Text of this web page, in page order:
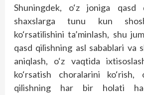
Shuningdek, o‘z joniga qasd
shaxslarga tunu kun
ko‘rsatilishini ta’minlash, shu
qasd qilishning asl sabablari va
aniqlash, o‘z vaqtida
ko‘rsatish choralarini ko‘rish,
qilishning har bir holati